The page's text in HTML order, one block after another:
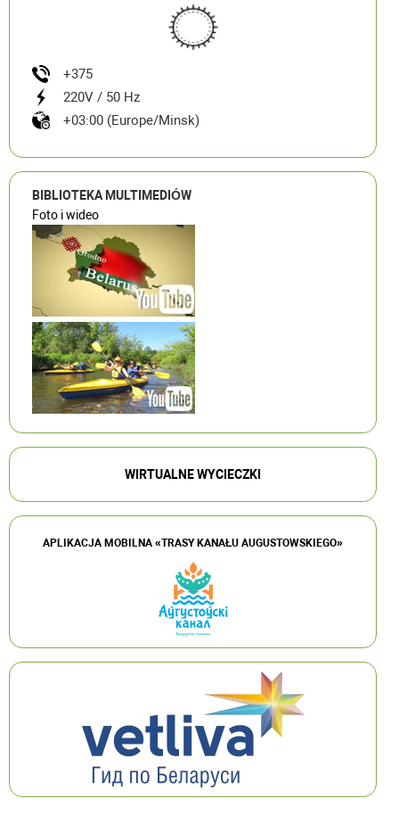
+375
220V / 50 Hz
+03:00 (Europe/Minsk)
BIBLIOTEKA MULTIMEDIÓW
Foto i wideo
WIRTUALNE WYCIECZKI
APLIKACJA MOBILNA «TRASY KANAŁU AUGUSTOWSKIEGO»